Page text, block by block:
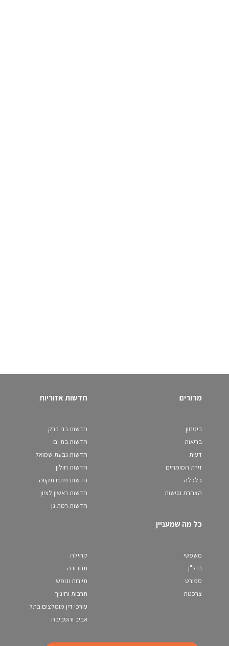
מדורים
ביטחון
בריאות
דעות
זירת המומחים
כלכלה
הצהרת נגישות
חדשות אזוריות
חדשות בני ברק
חדשות בת ים
חדשות גבעת שמואל
חדשות חולון
חדשות פתח תקווה
חדשות ראשון לציון
חדשות רמת גן
כל מה שמעניין
משפטי
נדל"ן
ספורט
צרכנות
קהילה
תחבורה
תיירות ונופש
תרבות וחינוך
עורכי דין מומלצים בתל
אביב והסביבה